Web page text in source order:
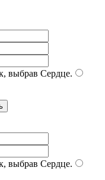
выбрав Сердце.
выбрав Сердце.